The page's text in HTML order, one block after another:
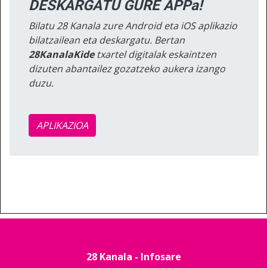
DESKARGATU GURE APPa!
Bilatu 28 Kanala zure Android eta iOS aplikazio
bilatzailean eta deskargatu. Bertan
28KanalaKidetxartel digitalak eskaintzen
dizuten abantailez gozatzeko aukera izango
duzu.
APLIKAZIOA
28 Kanala - Infosare